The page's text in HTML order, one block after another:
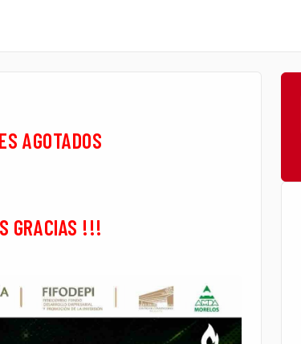
AGOTADOS
GRACIAS !!!